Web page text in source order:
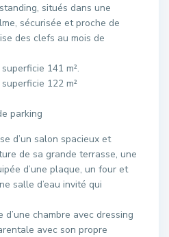
situés dans une
sécurisée et proche de
des clefs au mois de
141 m².
122 m²
parking
d’un salon spacieux et
de sa grande terrasse, une
d’une plaque, un four et
salle d’eau invité qui
chambre avec dressing
avec son propre